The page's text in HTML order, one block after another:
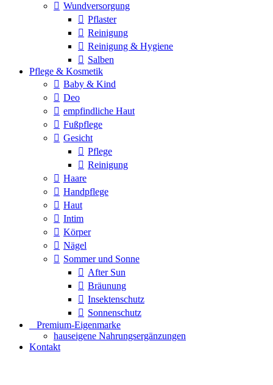
Wundversorgung
Pflaster
Reinigung
Reinigung & Hygiene
Salben
Pflege & Kosmetik
Baby & Kind
Deo
empfindliche Haut
Fußpflege
Gesicht
Pflege
Reinigung
Haare
Handpflege
Haut
Intim
Körper
Nägel
Sommer und Sonne
After Sun
Bräunung
Insektenschutz
Sonnenschutz
⠀​Premium-Eigenmarke
hauseigene Nahrungsergänzungen
Kontakt